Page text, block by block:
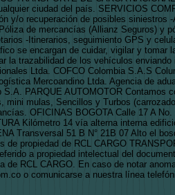
ciudad del país. SERVICIOS
y/o recuperación de posibles
de mercancías (Allianz Seguros) y
-Itinerarios, seguimiento GPS y
se encargan de cuidar, vigilar y tomar
la trazabilidad de los vehículos
Ltda. COFCO Colombia S.A.S
Mercoandino Ltda. Agencia de
PARQUE AUTOMOTOR Contamos
mulas, Sencillos y Turbos
OFICINAS BOGOTA Calle 17 A
Kilómetro 14 vía alterna interna
Transversal 51 B N° 21B 07 Alto el
propiedad de RCL CARGO
a propiedad intelectual del
de RCL CARGO. En caso de notar
o comunicarse a nuestra línea